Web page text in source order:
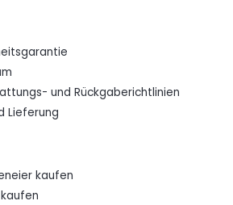
und Rückgaberichtlinien
Lieferung
kaufen